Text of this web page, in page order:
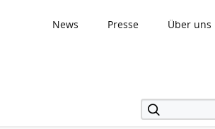
News Presse Über uns